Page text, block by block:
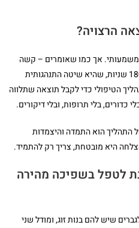
הרצויה?
משמעותי. אך כמו שאומרים – קשה
באימונים, קל בקרב. כך גם בשיטת 1800 שניות, שהיא שיטה התנהגותית
הטיפולי כדי לקבל תוצאה שתלווה
כדורים, בלי תרופות, ובלי דיקורים.
התהליך הוא התמדה והיצמדות
היא מובטחת, צריך רק להתמיד.
לטפל בשפיכה מהירה
שיש להם בנות זוג, ומודל שני